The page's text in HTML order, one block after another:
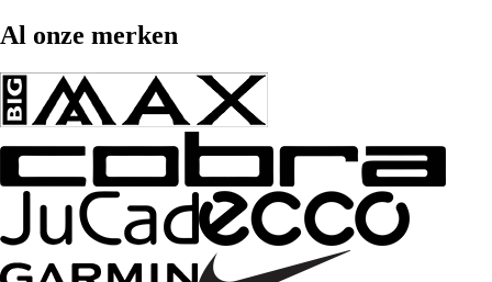
Al onze merken